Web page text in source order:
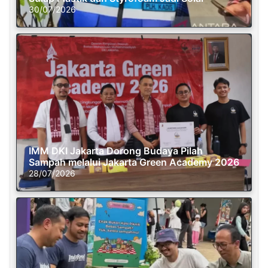
30/07/2026
IMM DKI Jakarta Dorong Budaya Pilah
Sampah melalui Jakarta Green Academy 2026
28/07/2026